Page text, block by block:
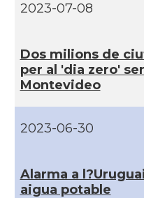
2023-07-08
Dos milions de
per al 'dia zero'
Montevideo
2023-06-30
Alarma a
aigua potable